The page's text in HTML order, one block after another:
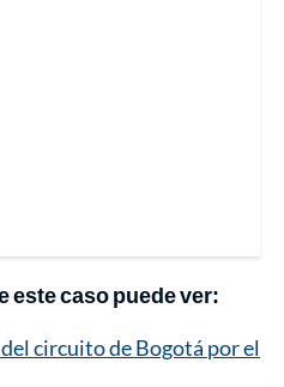
este caso puede ver:
circuito de Bogotá por el